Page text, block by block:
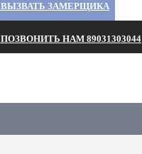
ВЫЗВАТЬ ЗАМЕРЩИКА
ПОЗВОНИТЬ НАМ 89031303044